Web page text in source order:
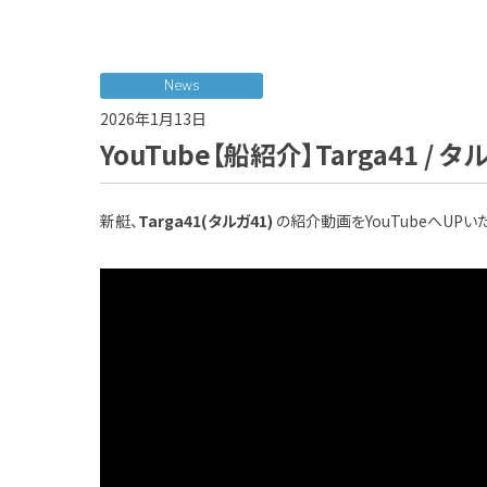
News
2026年1月13日
YouTube【船紹介】Targa41 / タ
新艇、Targa41(タルガ41) の紹介動画をYouTubeへUPいた